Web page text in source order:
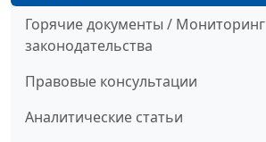
Горячие документы / Мониторинг
законодательства
Правовые консультации
Аналитические статьи